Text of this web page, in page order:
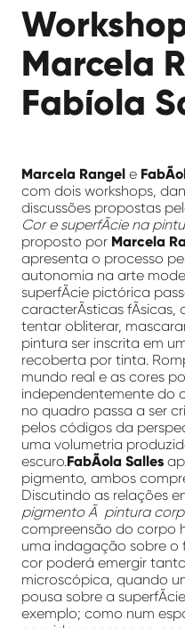
Artes
Marcela
Fabíola
Marcela Rangel e
com dois workshops,
discussões propostas
Cor e superfÃ­cie na
proposto por Marcela
apresenta o processo
autonomia na arte
superfÃ­cie pictórica
caracterÃ­sticas fÃ­sicas,
tentar obliterar,
pintura ser inscrita em
recoberta por tinta.
mundo real e as cores
independentemente do
no quadro passa a ser
pelos códigos da
uma volumetria
escuro.FabÃ­ola Salles
pigmento, ambos
Discutindo as relações
pigmento Ã pintura
compreensão do corpo
uma indagação sobre o
cor poderá emergir
microscópica, quando
pousa sobre a
exemplo; como num